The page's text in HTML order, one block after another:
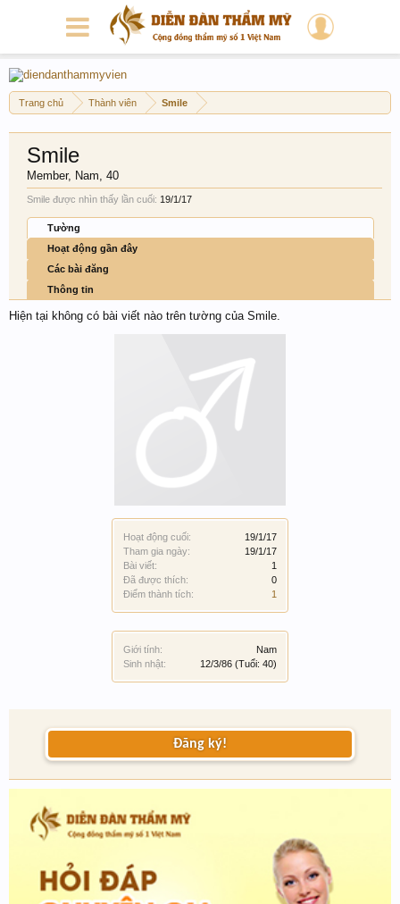
Trang chủ Thành viên Smile
Hoạt động cuối:
19/1/17
Tham gia ngày:
19/1/17
Bài viết:
1
Đã được thích:
0
Điểm thành tích:
1
Giới tính:
Nam
Sinh nhật:
12/3/86 (Tuổi: 40)
Smile
Member, Nam, 40
Smile được nhìn thấy lần cuối: 19/1/17
Tường
Hoạt động gần đây
Các bài đăng
Thông tin
Hiện tại không có bài viết nào trên tường của Smile.
Đăng ký!